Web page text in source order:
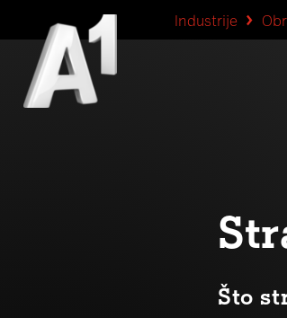
Industrije
Što